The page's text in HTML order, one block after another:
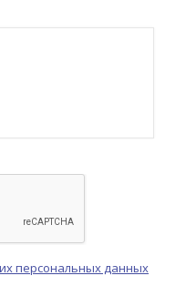
персональных данных